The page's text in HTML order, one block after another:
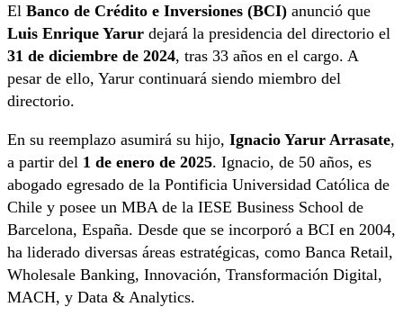
El Banco de Crédito e Inversiones (BCI) anunció que
Luis Enrique Yarur dejará la presidencia del directorio el
31 de diciembre de 2024, tras 33 años en el cargo. A
pesar de ello, Yarur continuará siendo miembro del
directorio.
En su reemplazo asumirá su hijo, Ignacio Yarur Arrasate,
a partir del 1 de enero de 2025. Ignacio, de 50 años, es
abogado egresado de la Pontificia Universidad Católica de
Chile y posee un MBA de la IESE Business School de
Barcelona, España. Desde que se incorporó a BCI en 2004,
ha liderado diversas áreas estratégicas, como Banca Retail,
Wholesale Banking, Innovación, Transformación Digital,
MACH, y Data & Analytics.